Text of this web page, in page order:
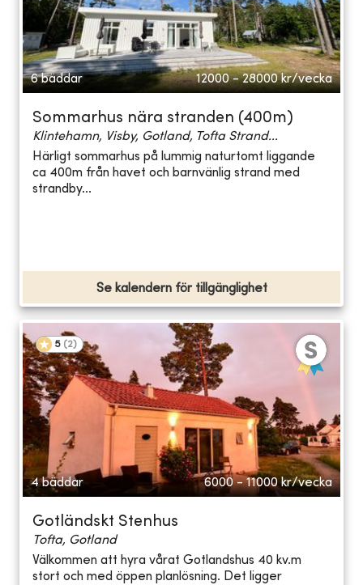
6 bäddar 12000 - 28000 kr/vecka
Sommarhus nära stranden (400m)
Klintehamn, Visby, Gotland, Tofta Strand...
Härligt sommarhus på lummig naturtomt liggande
ca 400m från havet och barnvänlig strand med
strandby...
Se kalendern för tillgänglighet
5 (2)
4 bäddar 6000 - 11000 kr/vecka
Gotländskt Stenhus
Tofta, Gotland
Välkommen att hyra vårat Gotlandshus 40 kv.m
stort och med öppen planlösning. Det ligger